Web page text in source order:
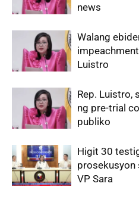
news
Walang
Luistro
Rep. Luistro,
ng pre-trial
publiko
Higit 30
prosekusyon
VP Sara